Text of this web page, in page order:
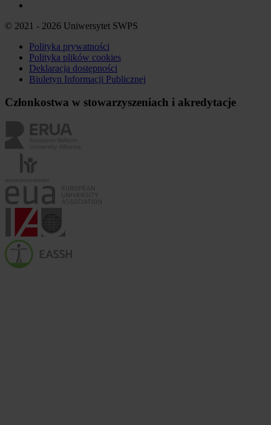
© 2021 - 2026 Uniwersytet SWPS
Polityka prywatności
Polityka plików cookies
Deklaracja dostępności
Biuletyn Informacji Publicznej
Członkostwa w stowarzyszeniach i akredytacje